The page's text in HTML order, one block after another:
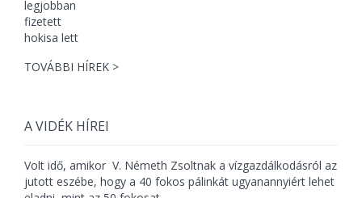
TOVÁBBI HÍREK >
A VIDÉK HÍREI
Volt idő, amikor V. Németh Zsoltnak a vízgazdálkodásról az
jutott eszébe, hogy a 40 fokos pálinkát ugyanannyiért lehet